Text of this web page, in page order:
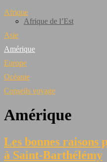
Afrique
Afrique de l’Est
Asie
Amérique
Europe
Océanie
Conseils voyage
Amérique
Les bonnes raisons
à Saint-Barthélémy